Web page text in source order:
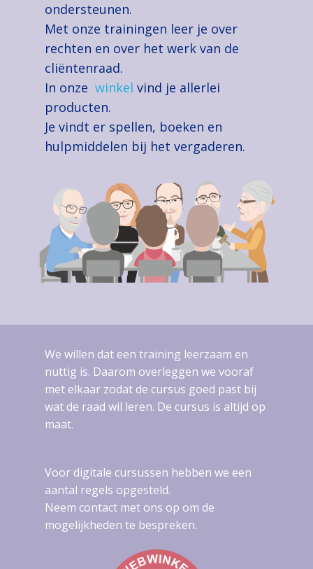
ondersteunen.
Met onze ​trainingen leer je over
rechten en over het werk van de
cliëntenraad.
In onze winkel vind je allerlei
producten.
Je vindt er spellen, boeken en
hulpmiddelen bij het vergaderen.
We willen dat een training leerzaam en
nuttig is. Daarom overleggen we vooraf
met elkaar zodat de cursus goed past bij
wat de raad wil leren. De cursus is altijd op
maat.
Voor digitale cursussen hebben we een
aantal regels opgesteld.
Neem contact met ons op om de
mogelijkheden te bespreken.